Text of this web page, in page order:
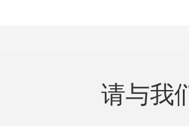
请与我